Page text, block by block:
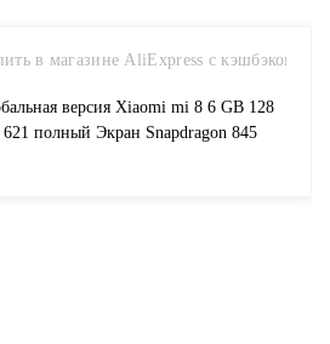
в магазине AliExpress с кэшбэком
версия Xiaomi mi 8 6 GB 128
полный Экран Snapdragon 845